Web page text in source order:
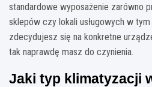
standardowe wyposażenie zarówno
sklepów czy lokali usługowych w
zdecydujesz się na konkretne
tak naprawdę masz do czynienia.
Jaki typ klimatyzacji